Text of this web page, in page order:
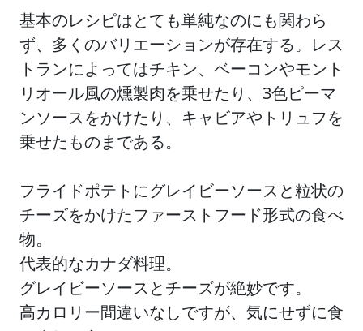
基本のレシピはとても単純なのにも関わら
ず、多くのバリエーションが存在する。レス
トランによってはチキン、ベーコンやモント
リオール風の燻製肉を乗せたり、3色ピーマ
ンソースをかけたり、キャビアやトリュフを
乗せたものまである。
フライドポテトにグレイビーソースと粒状の
チーズをかけたファーストフード形式の食べ
物。
代表的なカナダ料理。
グレイビーソースとチーズが絶妙です。
高カロリー間違いなしですが、気にせずに食